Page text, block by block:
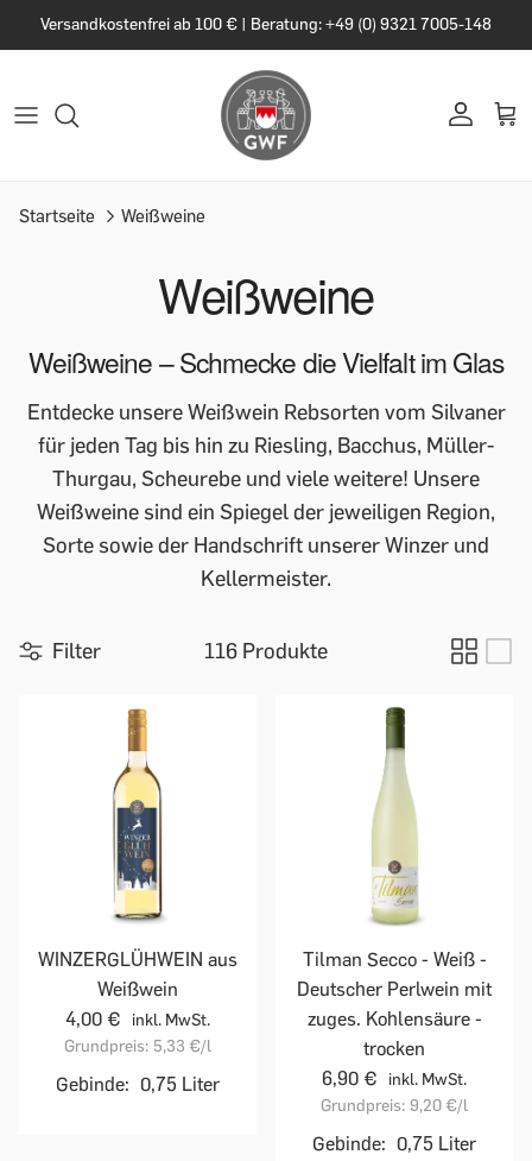
Versandkostenfrei ab 100 € | Beratung: +49 (0) 9321 7005-148
Startseite Weißweine
Weißweine
Weißweine – Schmecke die Vielfalt im Glas
Entdecke unsere Weißwein Rebsorten vom Silvaner
für jeden Tag bis hin zu Riesling, Bacchus, Müller-
Thurgau, Scheurebe und viele weitere! Unsere
Weißweine sind ein Spiegel der jeweiligen Region,
Sorte sowie der Handschrift unserer Winzer und
Kellermeister.
Filter 116 Produkte
WINZERGLÜHWEIN aus
Weißwein
4,00 €
inkl. MwSt.
Grundpreis: 5,33 €/l
Gebinde: 0,75 Liter
Tilman Secco - Weiß -
Deutscher Perlwein mit
zuges. Kohlensäure -
trocken
6,90 €
inkl. MwSt.
Grundpreis: 9,20 €/l
Gebinde: 0,75 Liter